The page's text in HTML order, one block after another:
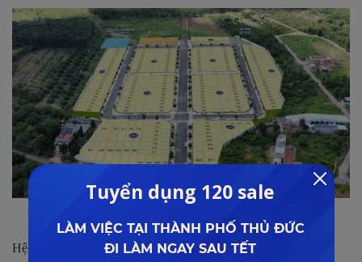
Quy hoạch mặt bằng
Hệ thống các tuyến đường giao thông nội khu được xây dựng